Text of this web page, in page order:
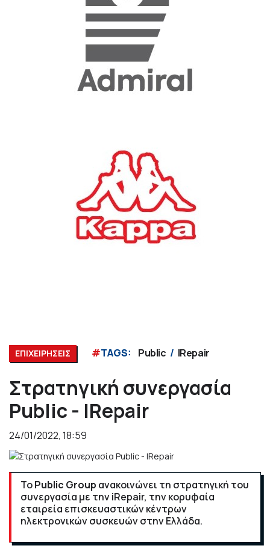
ΕΠΙΧΕΙΡΗΣΕΙΣ #TAGS: Public IRepair
Στρατηγική συνεργασία
Public - IRepair
24/01/2022, 18:59
ΤοPublic Group ανακοινώνει τη στρατηγική του
συνεργασία με την iRepair, την κορυφαία
εταιρεία επισκευαστικών κέντρων
ηλεκτρονικών συσκευών στην Ελλάδα.